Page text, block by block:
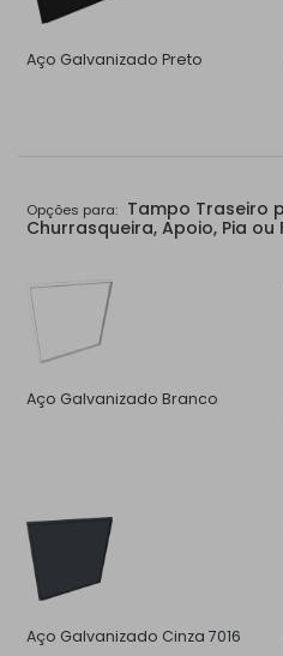
Aço Galvanizado Preto
Opções para: Tampo Traseiro
Churrasqueira, Apoio, Pia
Aço Galvanizado Branco
Aço Galvanizado Cinza 7016